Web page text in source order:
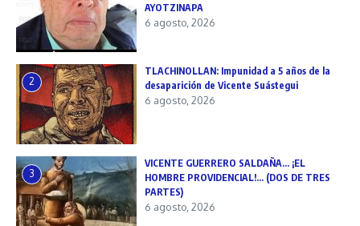
AYOTZINAPA
6 agosto, 2026
2
TLACHINOLLAN: Impunidad a 5 años de la
desaparición de Vicente Suástegui
6 agosto, 2026
3
VICENTE GUERRERO SALDAÑA… ¡EL
HOMBRE PROVIDENCIAL!… (DOS DE TRES
PARTES)
6 agosto, 2026